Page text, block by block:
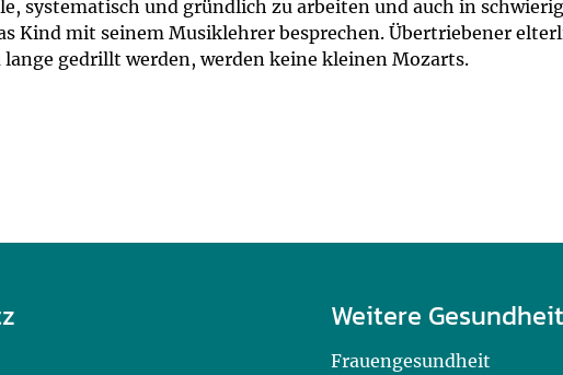
systematisch und gründlich zu arbeiten und auch in
Kind mit seinem Musiklehrer besprechen. Übertriebener
gedrillt werden, werden keine kleinen Mozarts.
Weitere
Frauengesundheit